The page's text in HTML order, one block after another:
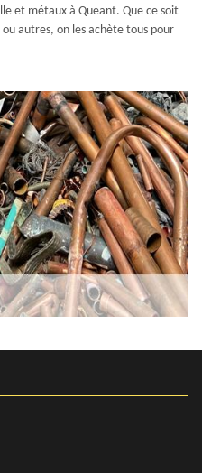
et métaux à Queant. Que ce soit
autres, on les achète tous pour